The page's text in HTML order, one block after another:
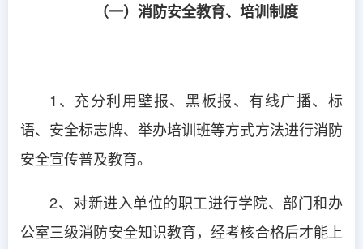
（一）消防安全教育、培训制度
1、充分利用壁报、黑板报、有线广播、标
语、安全标志牌、举办培训班等方式方法进行消防
安全宣传普及教育。
2、对新进入单位的职工进行学院、部门和办
公室三级消防安全知识教育，经考核合格后才能上